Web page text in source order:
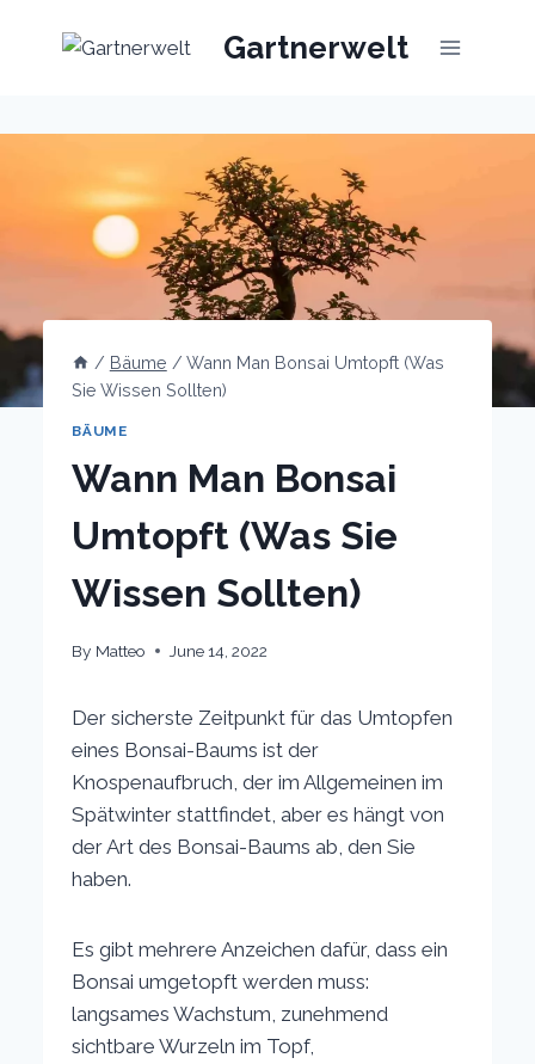
Gartnerwelt
/ Bäume / Wann Man Bonsai Umtopft (Was
Sie Wissen Sollten)
BÄUME
Wann Man Bonsai
Umtopft (Was Sie
Wissen Sollten)
By Matteo June 14, 2022
Der sicherste Zeitpunkt für das Umtopfen
eines Bonsai-Baums ist der
Knospenaufbruch, der im Allgemeinen im
Spätwinter stattfindet, aber es hängt von
der Art des Bonsai-Baums ab, den Sie
haben.
Es gibt mehrere Anzeichen dafür, dass ein
Bonsai umgetopft werden muss:
langsames Wachstum, zunehmend
sichtbare Wurzeln im Topf,